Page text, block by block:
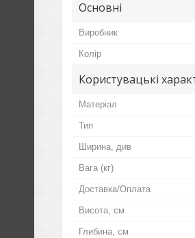
Основні
Виробник
Колір
Користувацькi
Матеріал
Тип
Ширина, див
Вага (кг)
Доставка/Оплата
Висота, см
Глибина, см